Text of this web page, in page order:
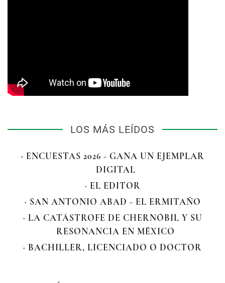
LOS MÁS LEÍDOS
· ENCUESTAS 2026 - GANA UN EJEMPLAR
DIGITAL
· EL EDITOR
· SAN ANTONIO ABAD - EL ERMITAÑO
· LA CATÁSTROFE DE CHERNÓBIL Y SU
RESONANCIA EN MÉXICO
· BACHILLER, LICENCIADO O DOCTOR